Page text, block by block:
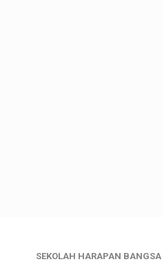
SEKOLAH HARAPAN BANGSA